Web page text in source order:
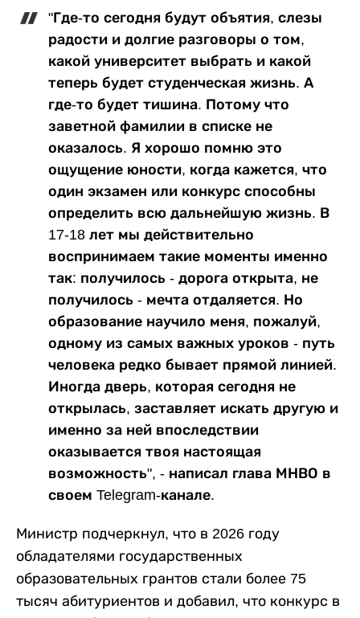
"Где-то сегодня будут объятия, слезы
радости и долгие разговоры о том,
какой университет выбрать и какой
теперь будет студенческая жизнь. А
где-то будет тишина. Потому что
заветной фамилии в списке не
оказалось. Я хорошо помню это
ощущение юности, когда кажется, что
один экзамен или конкурс способны
определить всю дальнейшую жизнь. В
17-18 лет мы действительно
воспринимаем такие моменты именно
так: получилось - дорога открыта, не
получилось - мечта отдаляется. Но
образование научило меня, пожалуй,
одному из самых важных уроков - путь
человека редко бывает прямой линией.
Иногда дверь, которая сегодня не
открылась, заставляет искать другую и
именно за ней впоследствии
оказывается твоя настоящая
возможность", - написал глава МНВО в
своем Telegram-канале.
Министр подчеркнул, что в 2026 году
обладателями государственных
образовательных грантов стали более 75
тысяч абитуриентов и добавил, что конкурс в